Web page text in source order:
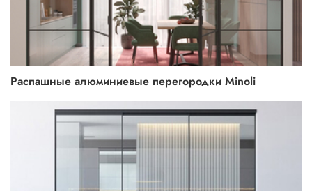
Распашные алюминиевые перегородки Minoli